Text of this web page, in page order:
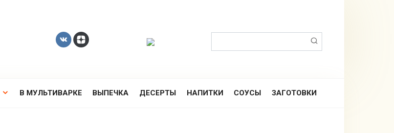
В МУЛЬТИВАРКЕ ВЫПЕЧКА ДЕСЕРТЫ НАПИТКИ СОУСЫ ЗАГОТОВКИ